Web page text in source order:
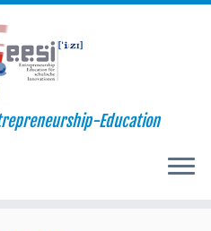
Education